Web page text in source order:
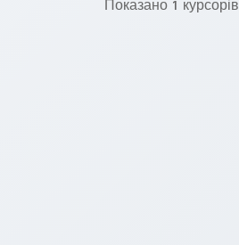
Показано 1 курсорів